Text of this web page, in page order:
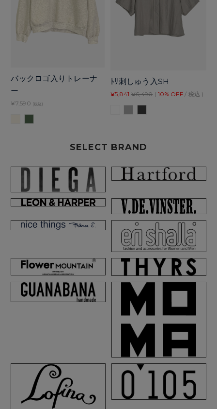
バックロゴ入りトレーナ
ー
¥7,590 (税込)
ﾄﾘ刺しゅう入SH
¥5,841 ¥6,490 (10% OFF/ 税込 )
SELECT BRAND